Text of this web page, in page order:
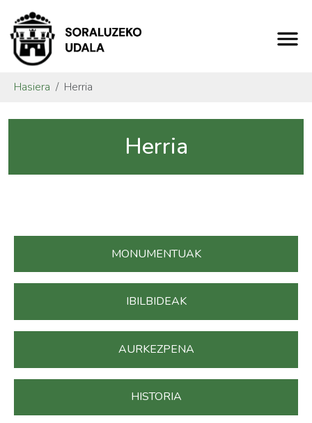
Hasiera Herria
Herria
MONUMENTUAK
IBILBIDEAK
AURKEZPENA
HISTORIA